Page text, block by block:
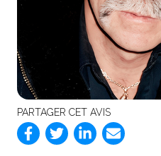
PARTAGER CET AVIS